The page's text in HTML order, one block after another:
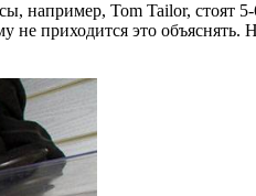
Tom Tailor, стоят
приходится это